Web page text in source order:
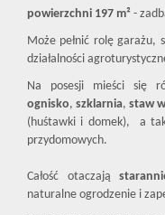
powierzchni 197 m² -
Może pełnić rolę garażu,
działalności
Na posesji mieści się
ognisko,szklarnia,staw
(huśtawki i domek), a
przydomowych.
Całość otaczają
naturalne ogrodzenie i